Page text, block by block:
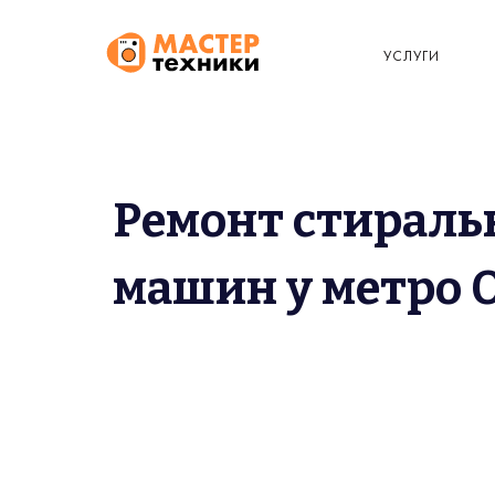
УСЛУГИ
Ремонт
машин у метро